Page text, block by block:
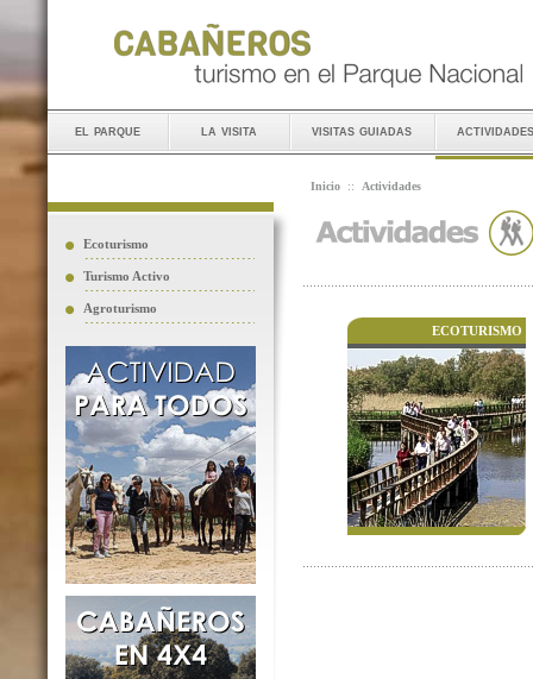
el parque la visita visitas guiadas actividades
Ecoturismo
Turismo Activo
Agroturismo
Inicio :: Actividades
ECOTURISMO